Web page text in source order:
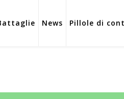
News Pillole di